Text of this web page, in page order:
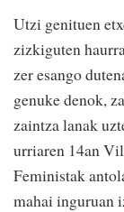
Utzi genituen
zizkiguten
zer esango
genuke denok,
zaintza lanak
urriaren 14an
Feministak
mahai inguruan